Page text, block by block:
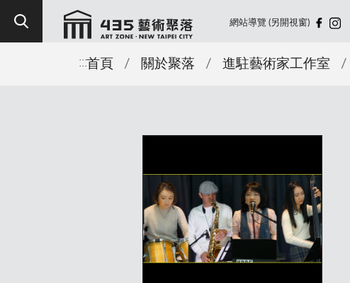
跳到主要內容區塊 網站導覽 (另開視窗)
:::首頁 / 關於聚落 / 進駐藝術家工作室 /